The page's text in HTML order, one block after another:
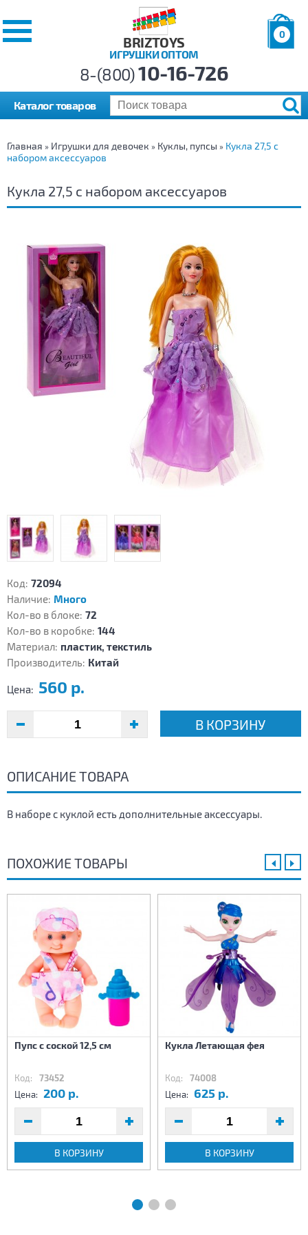
BRIZTOYS
ИГРУШКИ ОПТОМ
0
р.
8-(800)10-16-726
Каталог товаров
Главная » Игрушки для девочек » Куклы, пупсы » Кукла 27,5 с
набором аксессуаров
Кукла 27,5 с набором аксессуаров
Код: 72094
Наличие: Много
Кол-во в блоке: 72
Кол-во в коробке: 144
Материал: пластик, текстиль
Производитель: Китай
Цена: 560 р.
В КОРЗИНУ
ОПИСАНИЕ ТОВАРА
В наборе с куклой есть дополнительные аксессуары.
ПОХОЖИЕ ТОВАРЫ
Пупс с соской 12,5 см
Код: 73452
Цена: 200 р.
В КОРЗИНУ
Кукла Летающая фея
Код: 74008
Цена: 625 р.
В КОРЗИНУ